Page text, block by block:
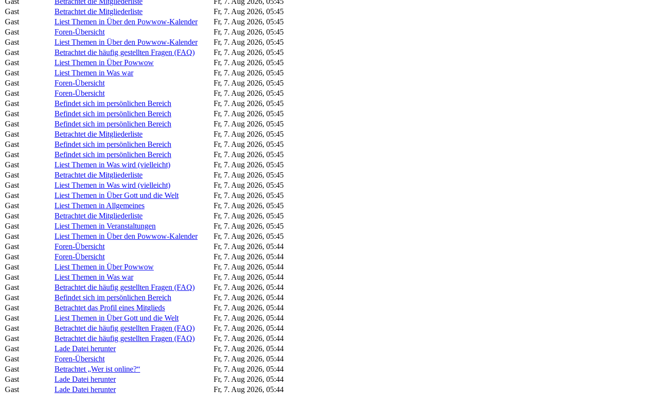
Gast
Betrachtet die Mitgliederliste
Fr, 7. Aug 2026, 05:45
Gast
Liest Themen in Über den Powwow-Kalender
Fr, 7. Aug 2026, 05:45
Gast
Foren-Übersicht
Fr, 7. Aug 2026, 05:45
Gast
Liest Themen in Über den Powwow-Kalender
Fr, 7. Aug 2026, 05:45
Gast
Betrachtet die häufig gestellten Fragen (FAQ)
Fr, 7. Aug 2026, 05:45
Gast
Liest Themen in Über Powwow
Fr, 7. Aug 2026, 05:45
Gast
Liest Themen in Was war
Fr, 7. Aug 2026, 05:45
Gast
Foren-Übersicht
Fr, 7. Aug 2026, 05:45
Gast
Foren-Übersicht
Fr, 7. Aug 2026, 05:45
Gast
Befindet sich im persönlichen Bereich
Fr, 7. Aug 2026, 05:45
Gast
Befindet sich im persönlichen Bereich
Fr, 7. Aug 2026, 05:45
Gast
Befindet sich im persönlichen Bereich
Fr, 7. Aug 2026, 05:45
Gast
Betrachtet die Mitgliederliste
Fr, 7. Aug 2026, 05:45
Gast
Befindet sich im persönlichen Bereich
Fr, 7. Aug 2026, 05:45
Gast
Befindet sich im persönlichen Bereich
Fr, 7. Aug 2026, 05:45
Gast
Liest Themen in Was wird (vielleicht)
Fr, 7. Aug 2026, 05:45
Gast
Betrachtet die Mitgliederliste
Fr, 7. Aug 2026, 05:45
Gast
Liest Themen in Was wird (vielleicht)
Fr, 7. Aug 2026, 05:45
Gast
Liest Themen in Über Gott und die Welt
Fr, 7. Aug 2026, 05:45
Gast
Liest Themen in Allgemeines
Fr, 7. Aug 2026, 05:45
Gast
Betrachtet die Mitgliederliste
Fr, 7. Aug 2026, 05:45
Gast
Liest Themen in Veranstaltungen
Fr, 7. Aug 2026, 05:45
Gast
Liest Themen in Über den Powwow-Kalender
Fr, 7. Aug 2026, 05:45
Gast
Foren-Übersicht
Fr, 7. Aug 2026, 05:44
Gast
Foren-Übersicht
Fr, 7. Aug 2026, 05:44
Gast
Liest Themen in Über Powwow
Fr, 7. Aug 2026, 05:44
Gast
Liest Themen in Was war
Fr, 7. Aug 2026, 05:44
Gast
Betrachtet die häufig gestellten Fragen (FAQ)
Fr, 7. Aug 2026, 05:44
Gast
Befindet sich im persönlichen Bereich
Fr, 7. Aug 2026, 05:44
Gast
Betrachtet das Profil eines Mitglieds
Fr, 7. Aug 2026, 05:44
Gast
Liest Themen in Über Gott und die Welt
Fr, 7. Aug 2026, 05:44
Gast
Betrachtet die häufig gestellten Fragen (FAQ)
Fr, 7. Aug 2026, 05:44
Gast
Betrachtet die häufig gestellten Fragen (FAQ)
Fr, 7. Aug 2026, 05:44
Gast
Lade Datei herunter
Fr, 7. Aug 2026, 05:44
Gast
Foren-Übersicht
Fr, 7. Aug 2026, 05:44
Gast
Betrachtet „Wer ist online?“
Fr, 7. Aug 2026, 05:44
Gast
Lade Datei herunter
Fr, 7. Aug 2026, 05:44
Gast
Lade Datei herunter
Fr, 7. Aug 2026, 05:44